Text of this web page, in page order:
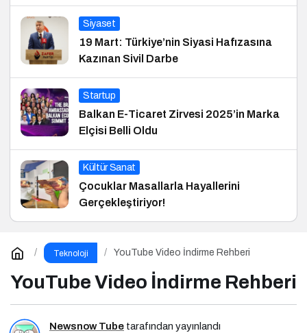
Siyaset
19 Mart: Türkiye’nin Siyasi Hafızasına
Kazınan Sivil Darbe
Startup
Balkan E-Ticaret Zirvesi 2025’in Marka
Elçisi Belli Oldu
Kültür Sanat
Çocuklar Masallarla Hayallerini
Gerçekleştiriyor!
Teknoloji YouTube Video İndirme Rehberi
YouTube Video İndirme Rehberi
Newsnow Tube tarafından yayınlandı